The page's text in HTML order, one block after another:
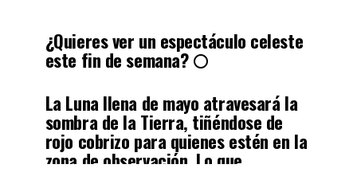
¿Quieres ver un espectáculo celeste
este fin de semana? 🌕
La Luna llena de mayo atravesará la
sombra de la Tierra, tiñéndose de
rojo cobrizo para quienes estén en la
zona de observación. Lo que